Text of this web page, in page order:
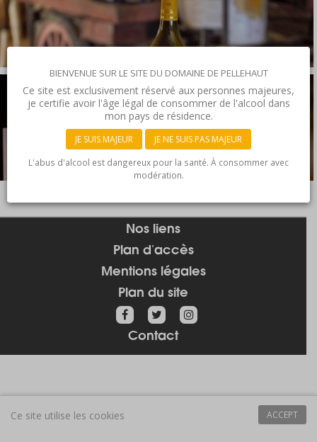
BIENVENUE SUR LE SITE DU DOMAINE DE PELLEHAUT
Ce site est exclusivement réservé aux personnes majeures,
je certifie avoir l'âge légal de consommer de l'alcool dans
mon pays de résidence.
JE SUIS MAJEUR JE NE SUIS PAS MAJEUR
L'abus d'alcool est dangereux pour la santé. À consommer avec
modération.
LES
REVUES
Nos liens
Plan d'accès
Mentions légales
Plan du site
Contact
ACCEPT
Ce site utilise les cookies